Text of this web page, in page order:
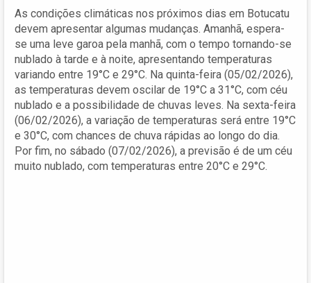
As condições climáticas nos próximos dias em Botucatu
devem apresentar algumas mudanças. Amanhã, espera-
se uma leve garoa pela manhã, com o tempo tornando-se
nublado à tarde e à noite, apresentando temperaturas
variando entre 19°C e 29°C. Na quinta-feira (05/02/2026),
as temperaturas devem oscilar de 19°C a 31°C, com céu
nublado e a possibilidade de chuvas leves. Na sexta-feira
(06/02/2026), a variação de temperaturas será entre 19°C
e 30°C, com chances de chuva rápidas ao longo do dia.
Por fim, no sábado (07/02/2026), a previsão é de um céu
muito nublado, com temperaturas entre 20°C e 29°C.